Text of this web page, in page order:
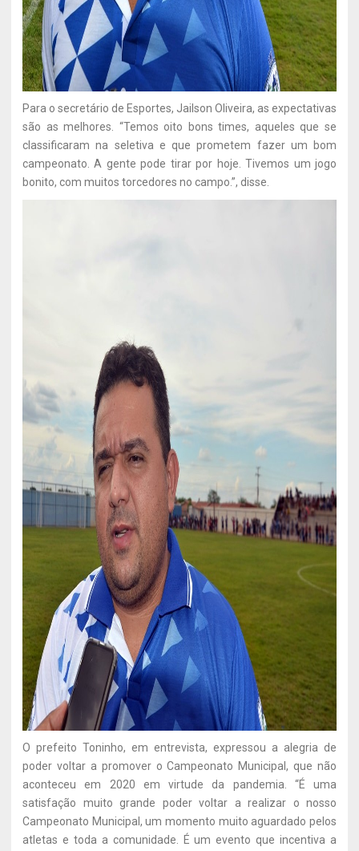
Para o secretário de Esportes, Jailson Oliveira, as expectativas
são as melhores. “Temos oito bons times, aqueles que se
classificaram na seletiva e que prometem fazer um bom
campeonato. A gente pode tirar por hoje. Tivemos um jogo
bonito, com muitos torcedores no campo.”, disse.
O prefeito Toninho, em entrevista, expressou a alegria de
poder voltar a promover o Campeonato Municipal, que não
aconteceu em 2020 em virtude da pandemia. “É uma
satisfação muito grande poder voltar a realizar o nosso
Campeonato Municipal, um momento muito aguardado pelos
atletas e toda a comunidade. É um evento que incentiva a